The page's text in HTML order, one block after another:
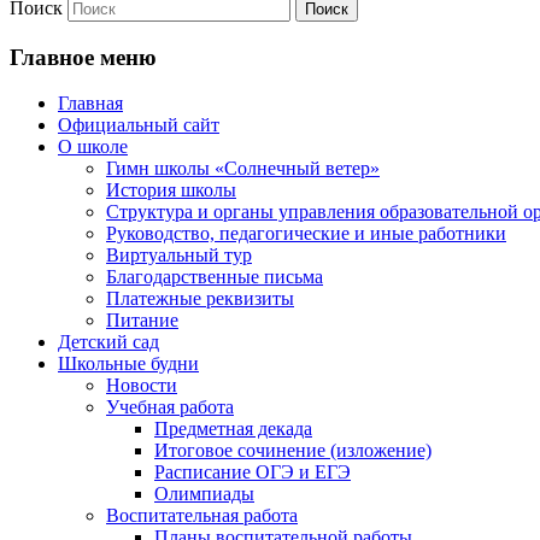
Поиск
Главное меню
Главная
Официальный сайт
О школе
Гимн школы «Солнечный ветер»
История школы
Структура и органы управления образовательной
Руководство, педагогические и иные работники
Виртуальный тур
Благодарственные письма
Платежные реквизиты
Питание
Детский сад
Школьные будни
Новости
Учебная работа
Предметная декада
Итоговое сочинение (изложение)
Расписание ОГЭ и ЕГЭ
Олимпиады
Воспитательная работа